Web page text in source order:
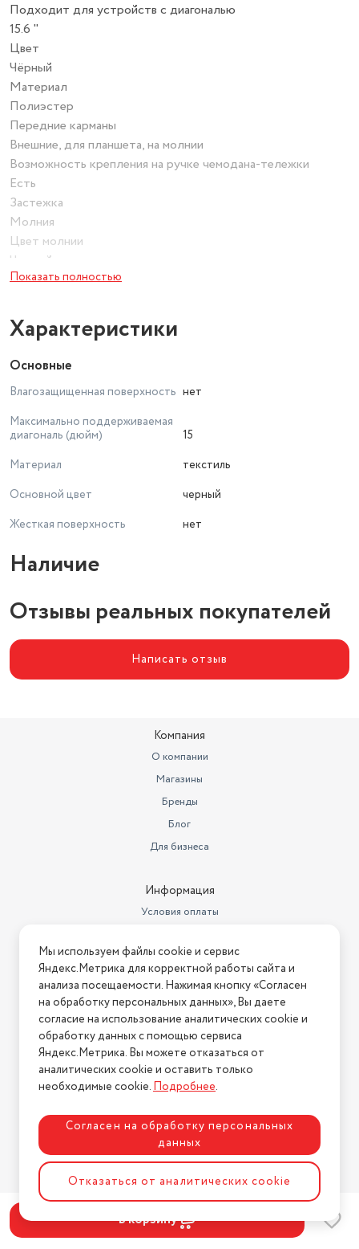
В корзину
Подходит для устройств с диагональю
15.6 "
Цвет
Чёрный
Материал
Полиэстер
Передние карманы
Внешние, для планшета, на молнии
Возможность крепления на ручке чемодана-тележки
Есть
Застежка
Молния
Цвет молнии
Черный
Дополнительно в комплекте
Плечевой ремень
Регулируемый, съемный
ROHS / CE
Показать полностью
Характеристики
Основные
Влагозащищенная поверхность нет
Максимально поддерживаемая
диагональ (дюйм)
15
Материал
текстиль
Основной цвет
черный
Жесткая поверхность
нет
Наличие
Отзывы реальных покупателей
Написать отзыв
Компания
О компании
Магазины
Бренды
Блог
Для бизнеса
Информация
Условия оплаты
Условия возврата
Нашли ошибку на сайте? Напишите нам
2026 © Интернет-магазин "АстМаркет". У нас есть всё!
Политика конфиденциальности
Разработка сайтаASTDESIGN
Мы используем файлы cookie и сервис
Яндекс.Метрика для корректной работы сайта и
анализа посещаемости. Нажимая кнопку «Согласен
на обработку персональных данных», Вы даете
согласие на использование аналитических cookie и
обработку данных с помощью сервиса
Яндекс.Метрика. Вы можете отказаться от
аналитических cookie и оставить только
необходимые cookie.Подробнее.
Согласен на обработку персональных
данных
Отказаться от аналитических cookie